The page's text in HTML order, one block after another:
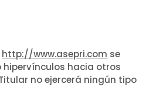
http://www.asepri.com se
hipervínculos hacia otros
no ejercerá ningún tipo